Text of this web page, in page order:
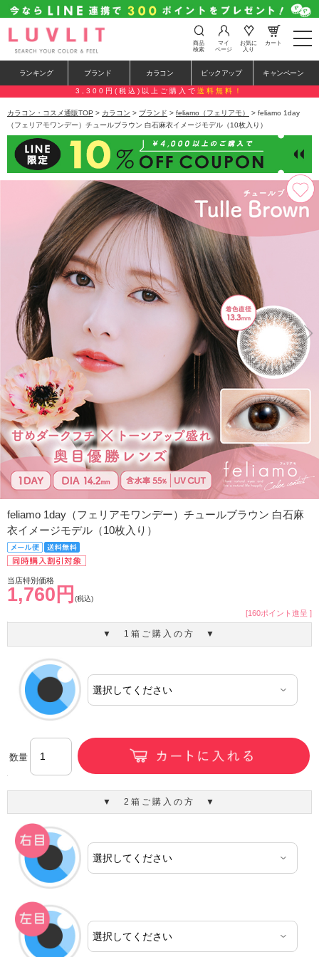
t
o
e
n
a
i
o
n
商品
検索
マイ
ページ
お気に
入り
カート
ランキング ブランド カラコン ピックアップ キャンペーン
3,300円(税込)以上ご購入で 送料無料！
カラコン・コスメ通販TOP > カラコン > ブランド > feliamo（フェリアモ）
> feliamo 1day
（フェリアモワンデー）チュールブラウン 白石麻衣イメージモデル（10枚入り）
feliamo 1day（フェリアモワンデー）チュールブラウン 白石麻
衣イメージモデル（10枚入り）
当店特別価格
1,760円 (税込)
[160ポイント進呈 ]
▼ 1箱ご購入の方 ▼
数量
▼ 2箱ご購入の方 ▼